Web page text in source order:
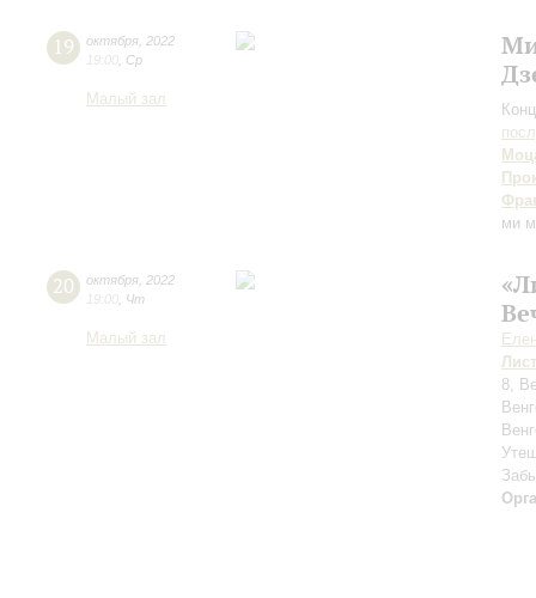
19 октября 2022
19:00 Ср
Малый зал
ми
20 октября 2022
19:00 Чт
Малый зал
Лист
8,